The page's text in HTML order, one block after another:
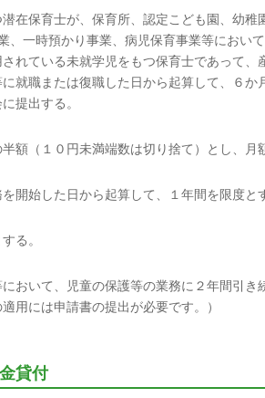
潜在保育士が、保育所、認定こども園、幼稚
、 一時預かり事業、病児保育事業等におい
されている未就学児をもつ保育士であって
に就職または復職した日から起算して、６
提出する。
額（１０円未満端数は切り捨て）とし、月
開始した日から起算して、１年間を限度と
る。
おいて、児童の保護等の業務に２年間引き
適用には申請書の提出が必要です。）
貸付